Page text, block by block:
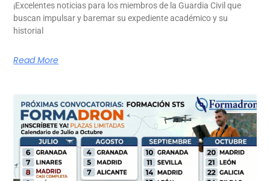
¡Excelentes noticias para los miembros de la Guardia Civil que
buscan impulsar y baremar su expediente académico y su
historial
Read More